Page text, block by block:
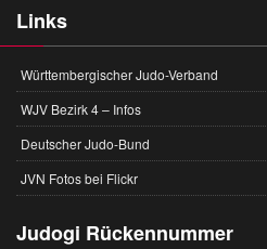
Links
Württembergischer Judo-Verband
WJV Bezirk 4 – Infos
Deutscher Judo-Bund
JVN Fotos bei Flickr
Judogi Rückennummer